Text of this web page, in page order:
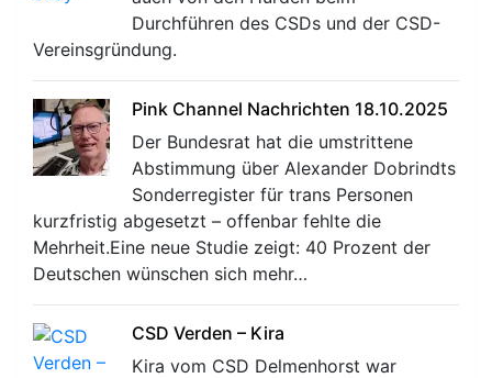
Durchführen des CSDs und der CSD-
Vereinsgründung.
Pink Channel Nachrichten 18.10.2025
Der Bundesrat hat die umstrittene
Abstimmung über Alexander Dobrindts
Sonderregister für trans Personen
kurzfristig abgesetzt – offenbar fehlte die
Mehrheit.Eine neue Studie zeigt: 40 Prozent der
Deutschen wünschen sich mehr…
CSD Verden – Kira
Kira vom CSD Delmenhorst war